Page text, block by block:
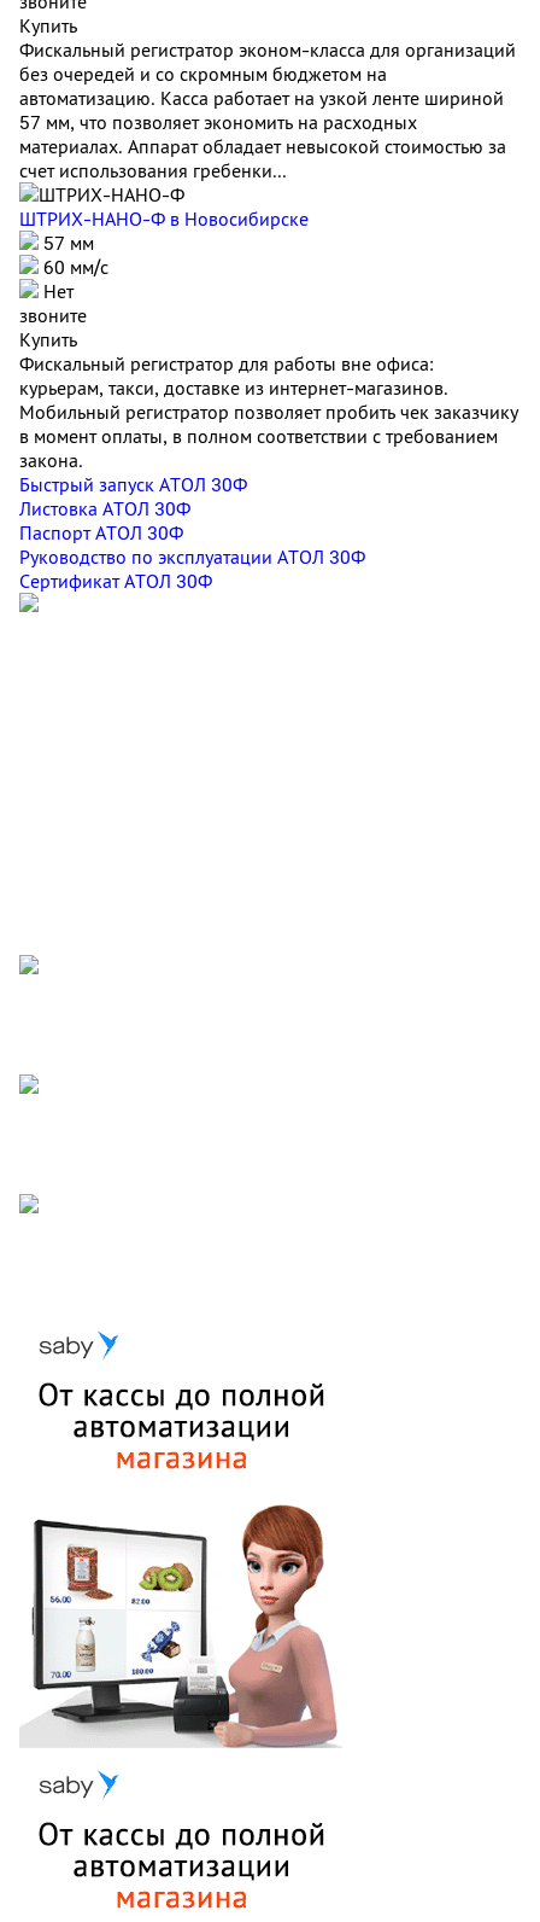
Купить
Фискальный регистратор эконом-класса для организаций
без очередей и со скромным бюджетом на
автоматизацию. Касса работает на узкой ленте шириной
57 мм, что позволяет экономить на расходных
материалах. Аппарат обладает невысокой стоимостью за
счет использования гребенки...
ШТРИХ-НАНО-Ф в Новосибирске
57 мм
60 мм/с
Нет
звоните
Купить
Фискальный регистратор для работы вне офиса:
курьерам, такси, доставке из интернет-магазинов.
Мобильный регистратор позволяет пробить чек заказчику
в момент оплаты, в полном соответствии с требованием
закона.
Быстрый запуск АТОЛ 30Ф
Листовка АТОЛ 30Ф
Паспорт АТОЛ 30Ф
Руководство по эксплуатации АТОЛ 30Ф
Сертификат АТОЛ 30Ф